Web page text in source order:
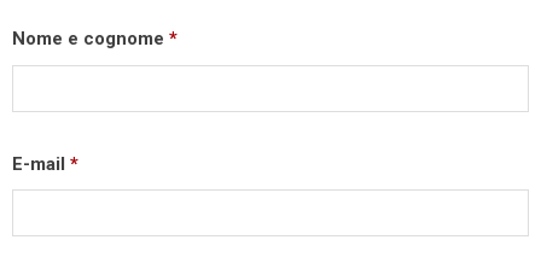
Nome e cognome *
E-mail *